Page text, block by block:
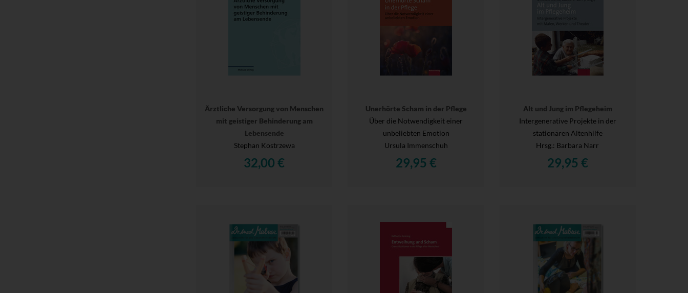
Ärztliche Versorgung von Menschen
mit geistiger Behinderung am
Lebensende
Stephan Kostrzewa
32,00 €
Unerhörte Scham in der Pflege
Über die Notwendigkeit einer
unbeliebten Emotion
Ursula Immenschuh
29,95 €
Alt und Jung im Pflegeheim
Intergenerative Projekte in der
stationären Altenhilfe
Hrsg.: Barbara Narr
29,95 €